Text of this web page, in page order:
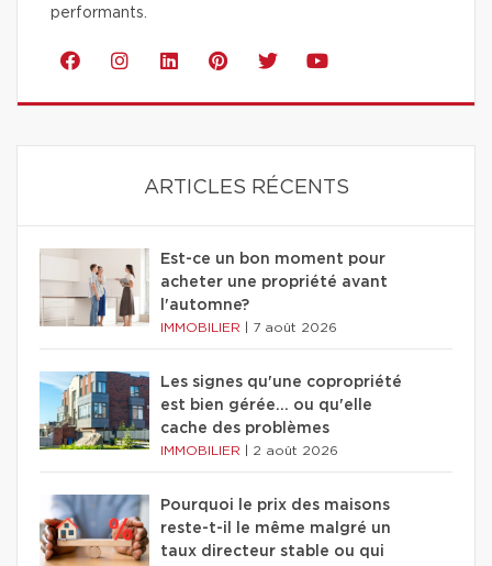
performants.
ARTICLES RÉCENTS
Est-ce un bon moment pour
acheter une propriété avant
l'automne?
IMMOBILIER 7 août 2026
Les signes qu'une copropriété
est bien gérée… ou qu'elle
cache des problèmes
IMMOBILIER 2 août 2026
Pourquoi le prix des maisons
reste-t-il le même malgré un
taux directeur stable ou qui